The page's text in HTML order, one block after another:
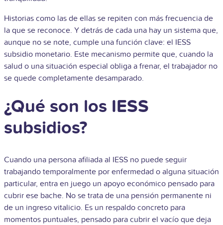
Historias como las de ellas se repiten con más frecuencia de
la que se reconoce. Y detrás de cada una hay un sistema que,
aunque no se note, cumple una función clave: el IESS
subsidio monetario. Este mecanismo permite que, cuando la
salud o una situación especial obliga a frenar, el trabajador no
se quede completamente desamparado.
¿Qué son los IESS
subsidios?
Cuando una persona afiliada al IESS no puede seguir
trabajando temporalmente por enfermedad o alguna situación
particular, entra en juego un apoyo económico pensado para
cubrir ese bache. No se trata de una pensión permanente ni
de un ingreso vitalicio. Es un respaldo concreto para
momentos puntuales, pensado para cubrir el vacío que deja